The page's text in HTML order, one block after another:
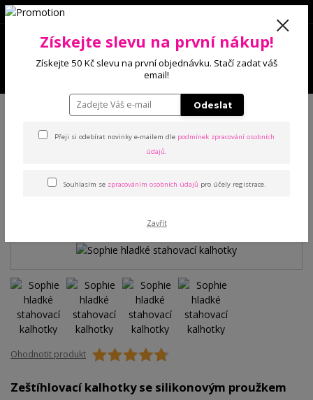
0 Kč
Stahovací Sophie hladké stahovací kalhotky
Sophie hladké stahovací
kalhotky
Ohodnotit produkt
Zeštíhlovací kalhotky se silikonovým proužkem
Získejte slevu na první nákup!
Získejte 50 Kč slevu na první objednávku. Stačí zadat váš
email!
Odeslat
Přeji si odebírat novinky e-mailem dle podmínek zpracování osobních
údajů.
Souhlasím se zpracováním osobních údajů pro účely registrace.
Zavřít